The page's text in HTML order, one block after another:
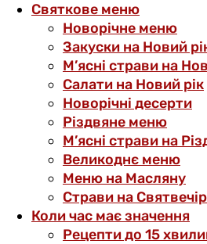
Святкове меню
Новорічне меню
Закуски на Новий
М’ясні страви на
Салати на Новий рік
Новорічні десерти
Різдвяне меню
М’ясні страви на
Великоднє меню
Меню на Масляну
Страви на Святвечір
Коли час має значення
Рецепти до 15